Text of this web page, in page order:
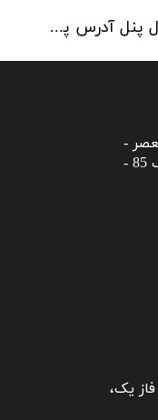
کنترل پنل آدرس پذیر C-TEC سری XFP دو لوپ 32 زون
-
ابتدای خیابان مطهری - کوچه منصور - پلاک 85 -
یک،